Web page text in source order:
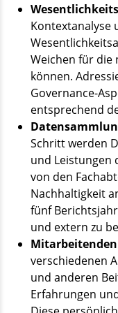
Kontextanalyse
Weichen für die
können.
Governance-
entsprechend
Schritt werden
und Leistungen
von den
Nachhaltigkeit
fünf
und extern zu
verschiedenen
und anderen
Erfahrungen